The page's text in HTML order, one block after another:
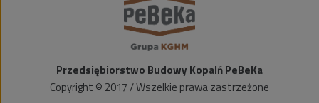
Przedsiębiorstwo Budowy Kopalń PeBeKa
Copyright © 2017 / Wszelkie prawa zastrzeżone